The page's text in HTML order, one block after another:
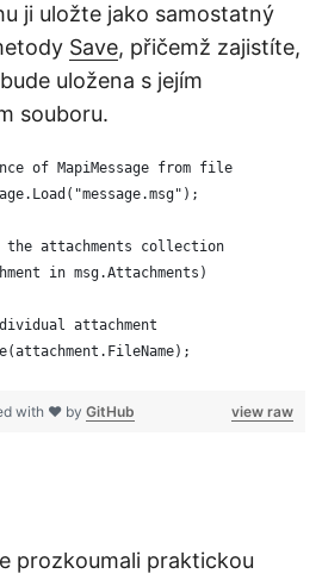
ji uložte jako samostatný
Save, přičemž zajistíte,
uložena s jejím
souboru.
of MapiMessage from file
attachments collection
in msg.Attachments)
attachment
view raw
with ❤ by GitHub
prozkoumali praktickou